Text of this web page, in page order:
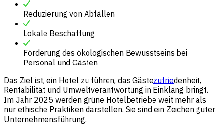
Reduzierung von Abfällen
Lokale Beschaffung
Förderung des ökologischen Bewusstseins bei
Personal und Gästen
Das Ziel ist, ein Hotel zu führen, das Gästezufriedenheit,
Rentabilität und Umweltverantwortung in Einklang bringt.
Im Jahr 2025 werden grüne Hotelbetriebe weit mehr als
nur ethische Praktiken darstellen. Sie sind ein Zeichen guter
Unternehmensführung.